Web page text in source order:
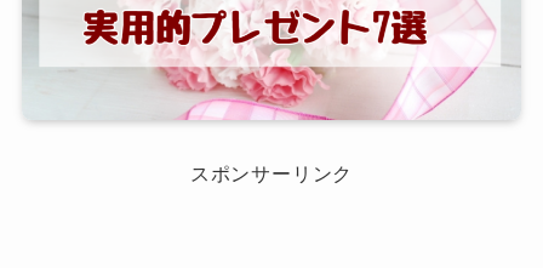
スポンサーリンク